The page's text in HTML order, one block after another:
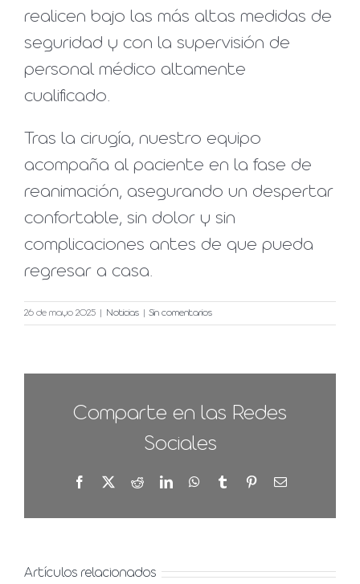
realicen bajo las más altas medidas de
seguridad y con la supervisión de
personal médico altamente
cualificado.
Tras la cirugía, nuestro equipo
acompaña al paciente en la fase de
reanimación, asegurando un despertar
confortable, sin dolor y sin
complicaciones antes de que pueda
regresar a casa.
26 de mayo 2025 Noticias Sin comentarios
Comparte en las Redes
Sociales
Facebook RedditLinkedInWhatsApp
Tumblr PinterestCorreo
Artículos relacionados